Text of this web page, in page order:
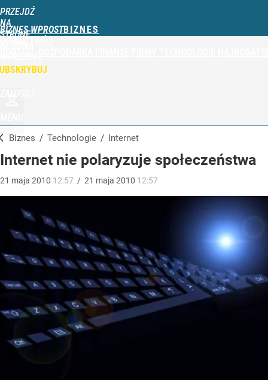
PRZEJDŹ
NA
STRONĘ
BIZNES WPROST
Biznes / Technologie / Internet
Internet nie polaryzuje społeczeństwa
21 maja 2010 12:57 / 21 maja 2010 12:57